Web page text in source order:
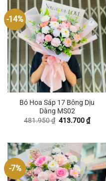
-14%
Bó Hoa Sáp 17 Bông Dịu
Dàng MS02
481.950₫ Giá
413.700₫Giá
hiện
-7%